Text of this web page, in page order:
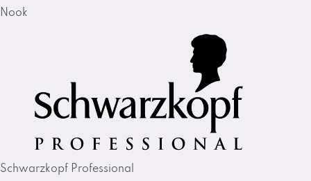
Nook
Schwarzkopf Professional